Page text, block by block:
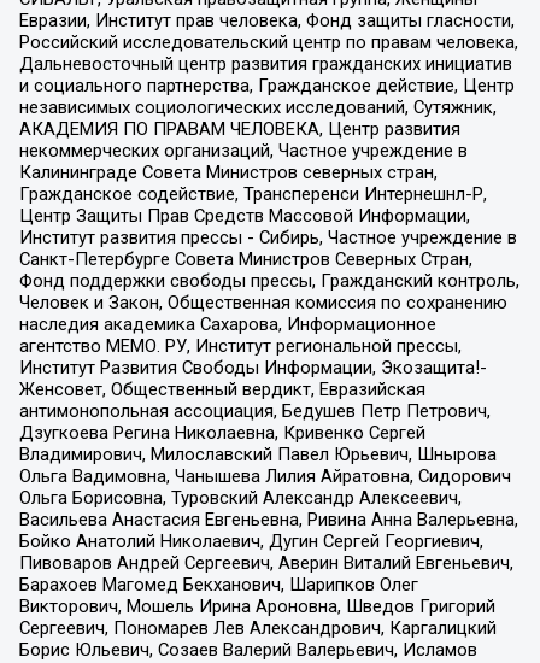
Евразии, Институт прав человека, Фонд защиты гласности,
Российский исследовательский центр по правам человека,
Дальневосточный центр развития гражданских инициатив
и социального партнерства, Гражданское действие, Центр
независимых социологических исследований, Сутяжник,
АКАДЕМИЯ ПО ПРАВАМ ЧЕЛОВЕКА, Центр развития
некоммерческих организаций, Частное учреждение в
Калининграде Совета Министров северных стран,
Гражданское содействие, Трансперенси Интернешнл-Р,
Центр Защиты Прав Средств Массовой Информации,
Институт развития прессы - Сибирь, Частное учреждение в
Санкт-Петербурге Совета Министров Северных Стран,
Фонд поддержки свободы прессы, Гражданский контроль,
Человек и Закон, Общественная комиссия по сохранению
наследия академика Сахарова, Информационное
агентство МЕМО. РУ, Институт региональной прессы,
Институт Развития Свободы Информации, Экозащита!-
Женсовет, Общественный вердикт, Евразийская
антимонопольная ассоциация, Бедушев Петр Петрович,
Дзугкоева Регина Николаевна, Кривенко Сергей
Владимирович, Милославский Павел Юрьевич, Шнырова
Ольга Вадимовна, Чанышева Лилия Айратовна, Сидорович
Ольга Борисовна, Туровский Александр Алексеевич,
Васильева Анастасия Евгеньевна, Ривина Анна Валерьевна,
Бойко Анатолий Николаевич, Дугин Сергей Георгиевич,
Пивоваров Андрей Сергеевич, Аверин Виталий Евгеньевич,
Барахоев Магомед Бекханович, Шарипков Олег
Викторович, Мошель Ирина Ароновна, Шведов Григорий
Сергеевич, Пономарев Лев Александрович, Каргалицкий
Борис Юльевич, Созаев Валерий Валерьевич, Исламов